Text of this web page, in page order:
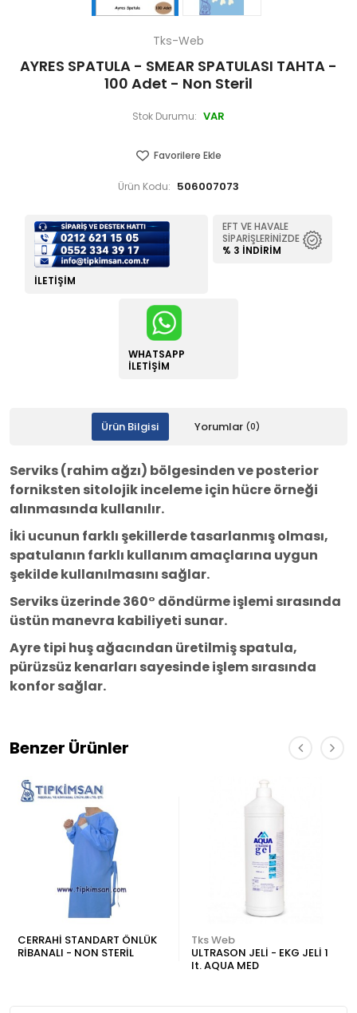
Tks-Web
AYRES SPATULA - SMEAR SPATULASI TAHTA -
100 Adet - Non Steril
Stok Durumu: VAR
Favorilere Ekle
Ürün Kodu: 506007073
İLETIŞIM
EFT VE HAVALE
SIPARIŞLERINIZDE
% 3 İNDIRIM
WHATSAPP
İLETIŞIM
Ürün Bilgisi Yorumlar (0)
Serviks (rahim ağzı) bölgesinden ve posterior
forniksten sitolojik inceleme için hücre örneği
alınmasında kullanılır.
İki ucunun farklı şekillerde tasarlanmış olması,
spatulanın farklı kullanım amaçlarına uygun
şekilde kullanılmasını sağlar.
Serviks üzerinde 360° döndürme işlemi sırasında
üstün manevra kabiliyeti sunar.
Ayre tipi huş ağacından üretilmiş spatula,
pürüzsüz kenarları sayesinde işlem sırasında
konfor sağlar.
Benzer Ürünler
CERRAHİ STANDART ÖNLÜK
RİBANALI - NON STERİL
Tks Web
ULTRASON JELİ - EKG JELİ 1
lt. AQUA MED